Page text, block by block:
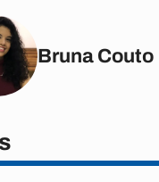
Bruna Couto